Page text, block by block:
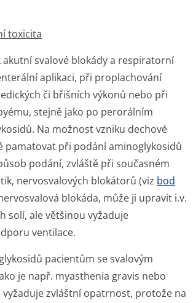
toxicita
akutní svalové blokády a respiratorní
aplikaci, při proplachování
či břišních výkonů nebo při
stejně jako po perorálním
Na možnost vzniku dechové
pamatovat při podání aminoglykosidů
podání, zvláště při současném
nervosvalových blokátorů (viz bod
blokáda, může ji upravit i.v.
solí, ale většinou vyžaduje
ventilace.
pacientům se svalovým
je např. myasthenia gravis nebo
zvláštní opatrnost, protože na